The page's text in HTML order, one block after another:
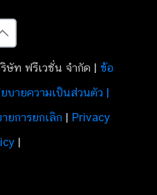
ษัท ฟรีเวชั่น จำกัด | ข้อ
บายความเป็นส่วนตัว |
ยการยกเลิก | Privacy
|